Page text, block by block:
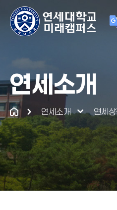
연세소개
연세소개 연세